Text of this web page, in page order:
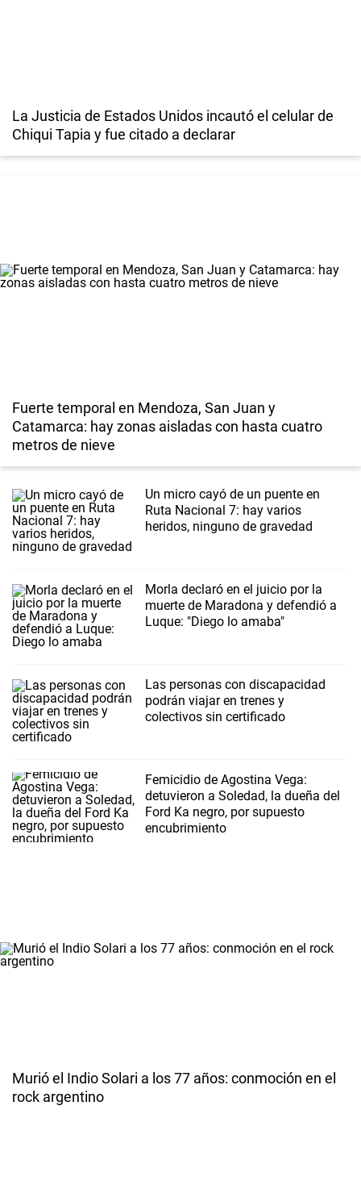
La Justicia de Estados Unidos incautó el celular de
Chiqui Tapia y fue citado a declarar
Fuerte temporal en Mendoza, San Juan y
Catamarca: hay zonas aisladas con hasta cuatro
metros de nieve
Un micro cayó de un puente en
Ruta Nacional 7: hay varios
heridos, ninguno de gravedad
Morla declaró en el juicio por la
muerte de Maradona y defendió a
Luque: "Diego lo amaba"
Las personas con discapacidad
podrán viajar en trenes y
colectivos sin certificado
Femicidio de Agostina Vega:
detuvieron a Soledad, la dueña del
Ford Ka negro, por supuesto
encubrimiento
Murió el Indio Solari a los 77 años: conmoción en el
rock argentino